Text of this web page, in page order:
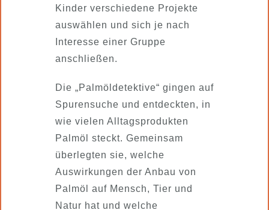
Kinder verschiedene Projekte
auswählen und sich je nach
Interesse einer Gruppe
anschließen.
Die „Palmöldetektive“ gingen auf
Spurensuche und entdeckten, in
wie vielen Alltagsprodukten
Palmöl steckt. Gemeinsam
überlegten sie, welche
Auswirkungen der Anbau von
Palmöl auf Mensch, Tier und
Natur hat und welche